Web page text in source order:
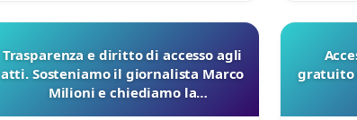
Trasparenza e diritto di accesso agli
atti. Sosteniamo il giornalista Marco
Milioni e chiediamo la
gratuito